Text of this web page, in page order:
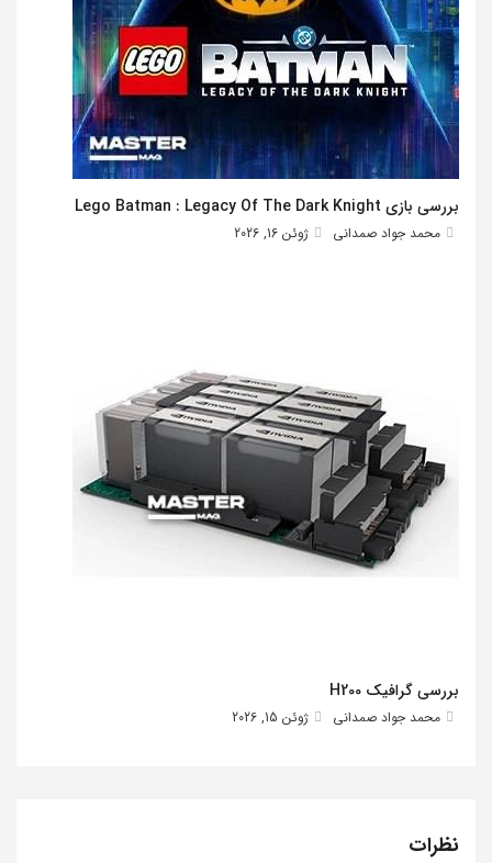
بررسی بازی Lego Batman : Legacy Of The Dark Knight
محمد جواد صمدانی ژوئن 16, 2026
بررسی گرافیک H200
محمد جواد صمدانی ژوئن 15, 2026
نظرات